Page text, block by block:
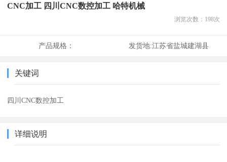
CNC加工 四川CNC数控加工 哈特机械
浏览次数： 198次
产品规格： 发货地:江苏省盐城建湖县
关键词
四川CNC数控加工
详细说明